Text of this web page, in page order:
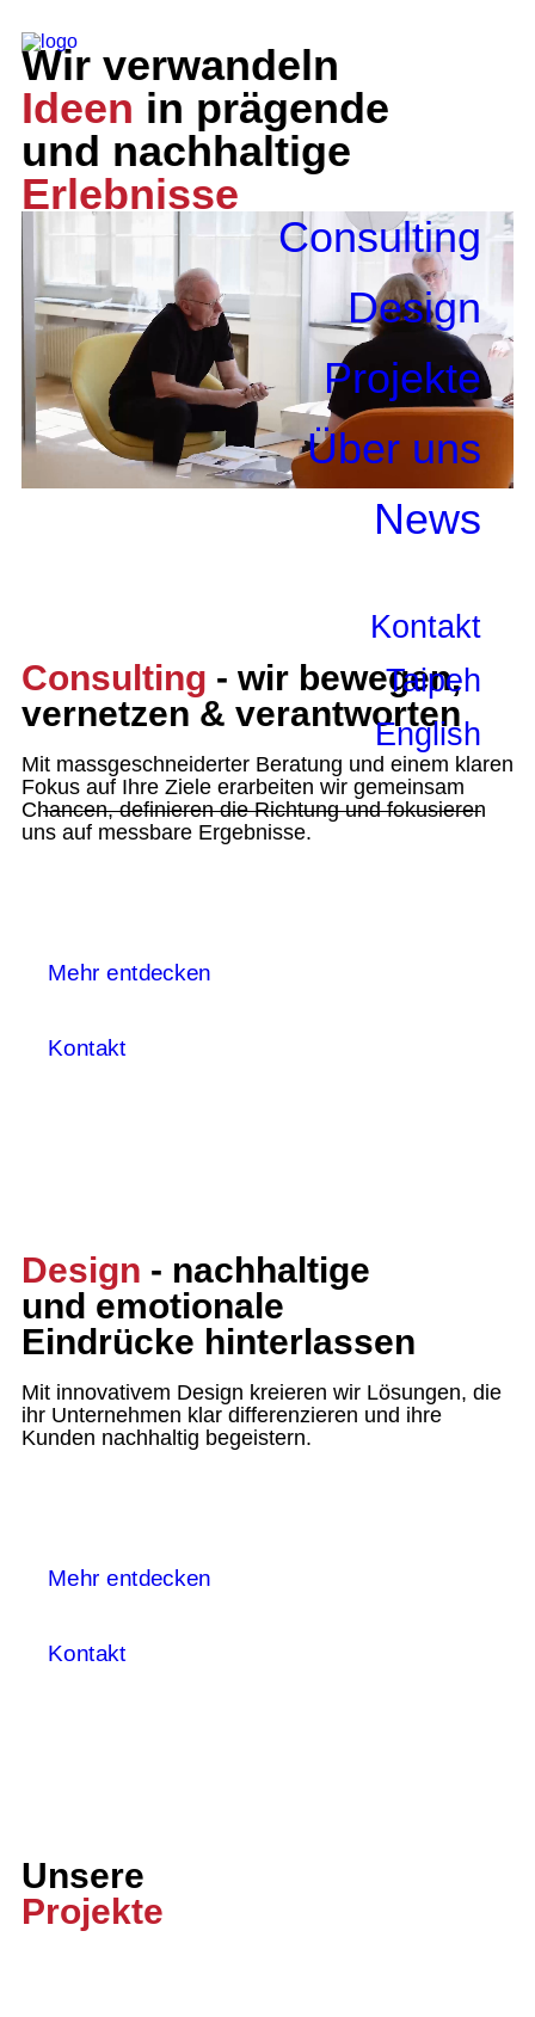
Consulting
Design
Projekte
Über uns
News
Kontakt
Taipeh
English
Wir verwandeln
Ideen in prägende
und nachhaltige
Erlebnisse
Consulting Design
Consulting - wir bewegen,
vernetzen & verantworten
Mit massgeschneiderter Beratung und einem klaren
Fokus auf Ihre Ziele erarbeiten wir gemeinsam
Chancen, definieren die Richtung und fokusieren
uns auf messbare Ergebnisse.
Mehr entdecken
Kontakt
Design - nachhaltige
und emotionale
Eindrücke hinterlassen
Mit innovativem Design kreieren wir Lösungen, die
ihr Unternehmen klar differenzieren und ihre
Kunden nachhaltig begeistern.
Mehr entdecken
Kontakt
Unsere
Projekte